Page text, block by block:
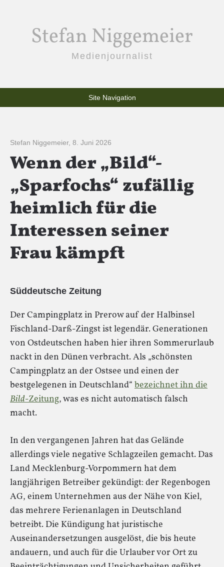
Stefan Niggemeier
Medienjournalist
Site Navigation
Stefan Niggemeier, 8. Juni 2026
Wenn der „Bild“-
„Sparfochs“ zufällig
heimlich für die
Interessen seiner
Frau kämpft
Süddeutsche Zeitung
Der Campingplatz in Prerow auf der Halbinsel
Fischland-Darß-Zingst ist legendär. Generationen
von Ostdeutschen haben hier ihren Sommerurlaub
nackt in den Dünen verbracht. Als „schönsten
Campingplatz an der Ostsee und einen der
bestgelegenen in Deutschland“ bezeichnet ihn die
Bild-Zeitung, was es nicht automatisch falsch
macht.
In den vergangenen Jahren hat das Gelände
allerdings viele negative Schlagzeilen gemacht. Das
Land Mecklenburg-Vorpommern hat dem
langjährigen Betreiber gekündigt: der Regenbogen
AG, einem Unternehmen aus der Nähe von Kiel,
das mehrere Ferienanlagen in Deutschland
betreibt. Die Kündigung hat juristische
Auseinandersetzungen ausgelöst, die bis heute
andauern, und auch für die Urlauber vor Ort zu